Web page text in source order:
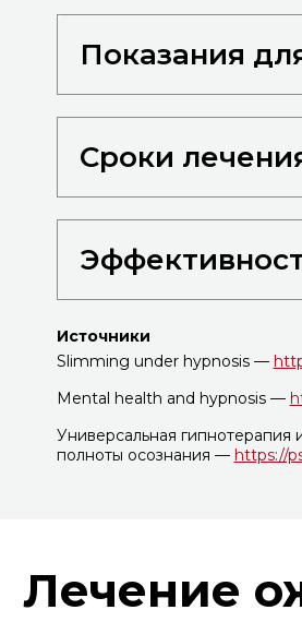
Показания
Сроки
Источники
Slimming under hypnosis —
Mental health and hypnosis —
Универсальная гипнотерапия
полноты осознания — https://
Лечение